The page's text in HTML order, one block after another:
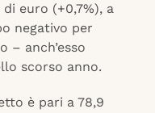
euro (+0,7%), a
negativo per
– anch’esso
scorso anno.
è pari a 78,9